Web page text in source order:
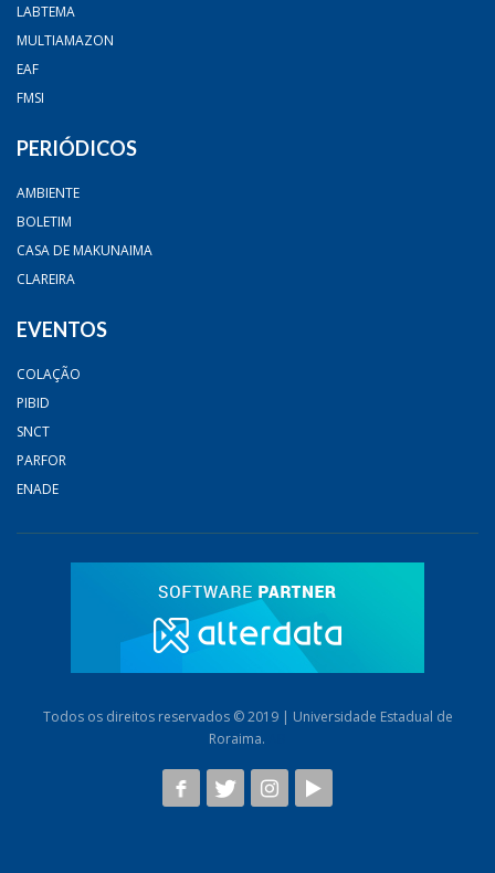
LABTEMA
MULTIAMAZON
EAF
FMSI
PERIÓDICOS
AMBIENTE
BOLETIM
CASA DE MAKUNAIMA
CLAREIRA
EVENTOS
COLAÇÃO
PIBID
SNCT
PARFOR
ENADE
Todos os direitos reservados © 2019 | Universidade Estadual de
Roraima.